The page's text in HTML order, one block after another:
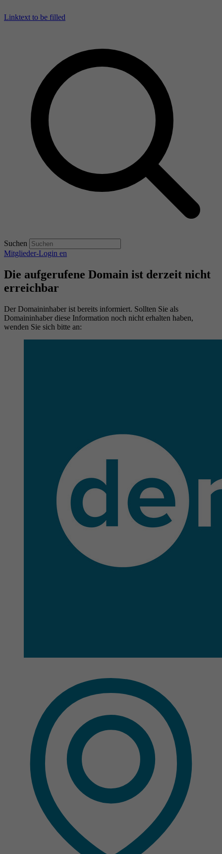
Linktext to be filled
Suchen
Mitglieder-Login en
Die aufgerufene Domain ist derzeit nicht
erreichbar
Der Domaininhaber ist bereits informiert. Sollten Sie als
Domaininhaber diese Information noch nicht erhalten haben,
wenden Sie sich bitte an: